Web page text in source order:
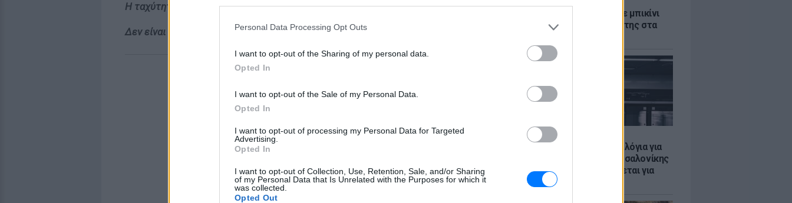
Personal Data Processing Opt Outs
I want to opt-out of the Sharing of my personal data.
Opted In
I want to opt-out of the Sale of my Personal Data.
Opted In
I want to opt-out of processing my Personal Data for Targeted
Advertising.
Opted In
I want to opt-out of Collection, Use, Retention, Sale, and/or Sharing
of my Personal Data that Is Unrelated with the Purposes for which it
was collected.
Opted Out
Η Τατιάνα Στεφανίδου φόρεσε μπικίνι
και εντυπωσίασε με το κορμί της στα
ΕΙΔΗΣΕΙΣ
Απόψε τα δοκιμαστικά δρομολόγια για
την επέκταση του Μετρό Θεσσαλονίκης
προς Καλαμαριά - Τι προβλέπεται για
εισιτήρια
Η ταχύτητα του χιονιού είναι από 1,5 – 6,5 χλμ/ώρα.
Δεν είναι κάθε νιφάδα χιονιού μοναδική.
ΔΙΑΦΗΜΙΣΗ